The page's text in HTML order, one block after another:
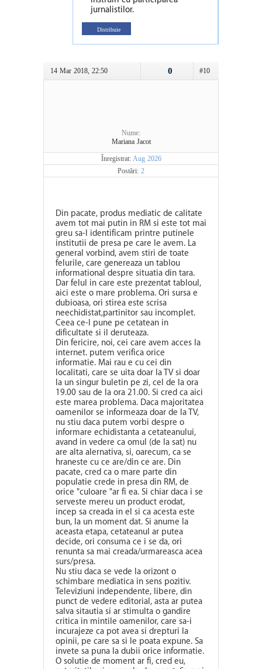
jurnalistilor.
Distribuie
14 Mar 2018, 22:50 #10
0
Nume:
Mariana Jacot
Înregistrat: Aug 2026
Postări: 2
Din pacate, produs mediatic de calitate
avem tot mai putin in RM si este tot mai
greu sa-l identificam printre putinele
institutii de presa pe care le avem. La
general vorbind, avem stiri de toate
felurile, care genereaza un tablou
informational despre situatia din tara.
Dar felul in care este prezentat tabloul,
aici este o mare problema. Ori sursa e
dubioasa, ori stirea este scrisa
neechidistat,partinitor sau incomplet.
Ceea ce-l pune pe cetatean in
dificultate si il deruteaza.
Din fericire, noi, cei care avem acces la
internet. putem verifica orice
informatie. Mai rau e cu cei din
localitati, care se uita doar la TV si doar
la un singur buletin pe zi, cel de la ora
19.00 sau de la ora 21.00. Si cred ca aici
este marea problema. Daca majoritatea
oamenilor se informeaza doar de la TV,
nu stiu daca putem vorbi despre o
informare echidistanta a cetateanului,
avand in vedere ca omul (de la sat) nu
are alta alernativa, si, oarecum, ca se
hraneste cu ce are/din ce are. Din
pacate, cred ca o mare parte din
populatie crede in presa din RM, de
orice "culoare "ar fi ea. Si chiar daca i se
serveste mereu un product erodat,
incep sa creada in el si ca acesta este
bun, la un moment dat. Si anume la
aceasta etapa, cetateanul ar putea
decide, ori consuma ce i se da, ori
renunta sa mai creada/urmareasca acea
surs/presa.
Nu stiu daca se vede la orizont o
schimbare mediatica in sens pozitiv.
Televiziuni independente, libere, din
punct de vedere editorial, asta ar putea
salva sitautia si ar stimulta o gandire
critica in mintile oamenilor, care sa-i
incurajeze ca pot avea si drepturi la
opinii, pe care sa si le poata expune. Sa
invete sa puna la dubii orice informatie.
O solutie de moment ar fi, cred eu,